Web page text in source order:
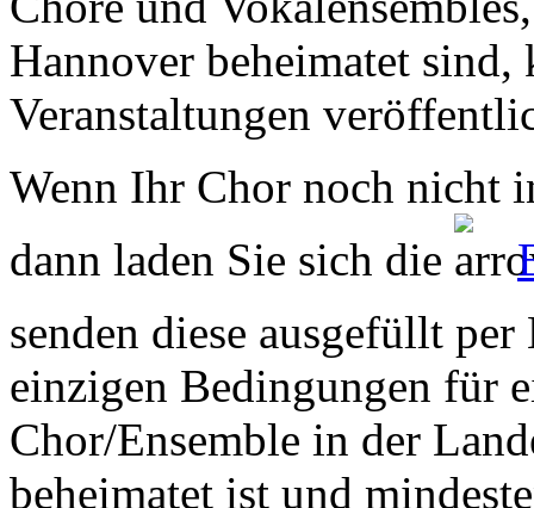
Hannover beheimatet sind,
Veranstaltungen
Wenn Ihr Chor noch nicht
dann laden Sie sich die
senden diese ausgefüllt
einzigen Bedingungen für
Chor/Ensemble in der
beheimatet ist und